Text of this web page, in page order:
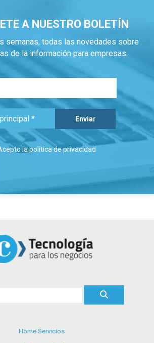
A NUESTRO BOLETÍN
semanas, todas las novedades sobre
de la información para empresas.
lapolítica de privacidad
Home Servicios